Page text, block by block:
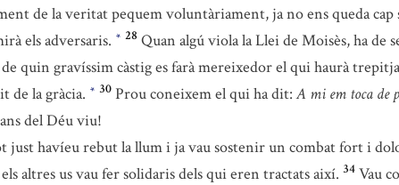
de la veritat pequem voluntàriament, ja no ens queda
els adversaris. * 28 Quan algú viola la Llei de Moisès, ha de
quin gravíssim càstig es farà mereixedor el qui haurà
de la gràcia. * 30 Prou coneixem el qui ha dit:A mi em toca de
del Déu viu!
just havíeu rebut la llum i ja vau sostenir un combat fort i
els altres us vau fer solidaris dels qui eren tractats així. 34 Vau